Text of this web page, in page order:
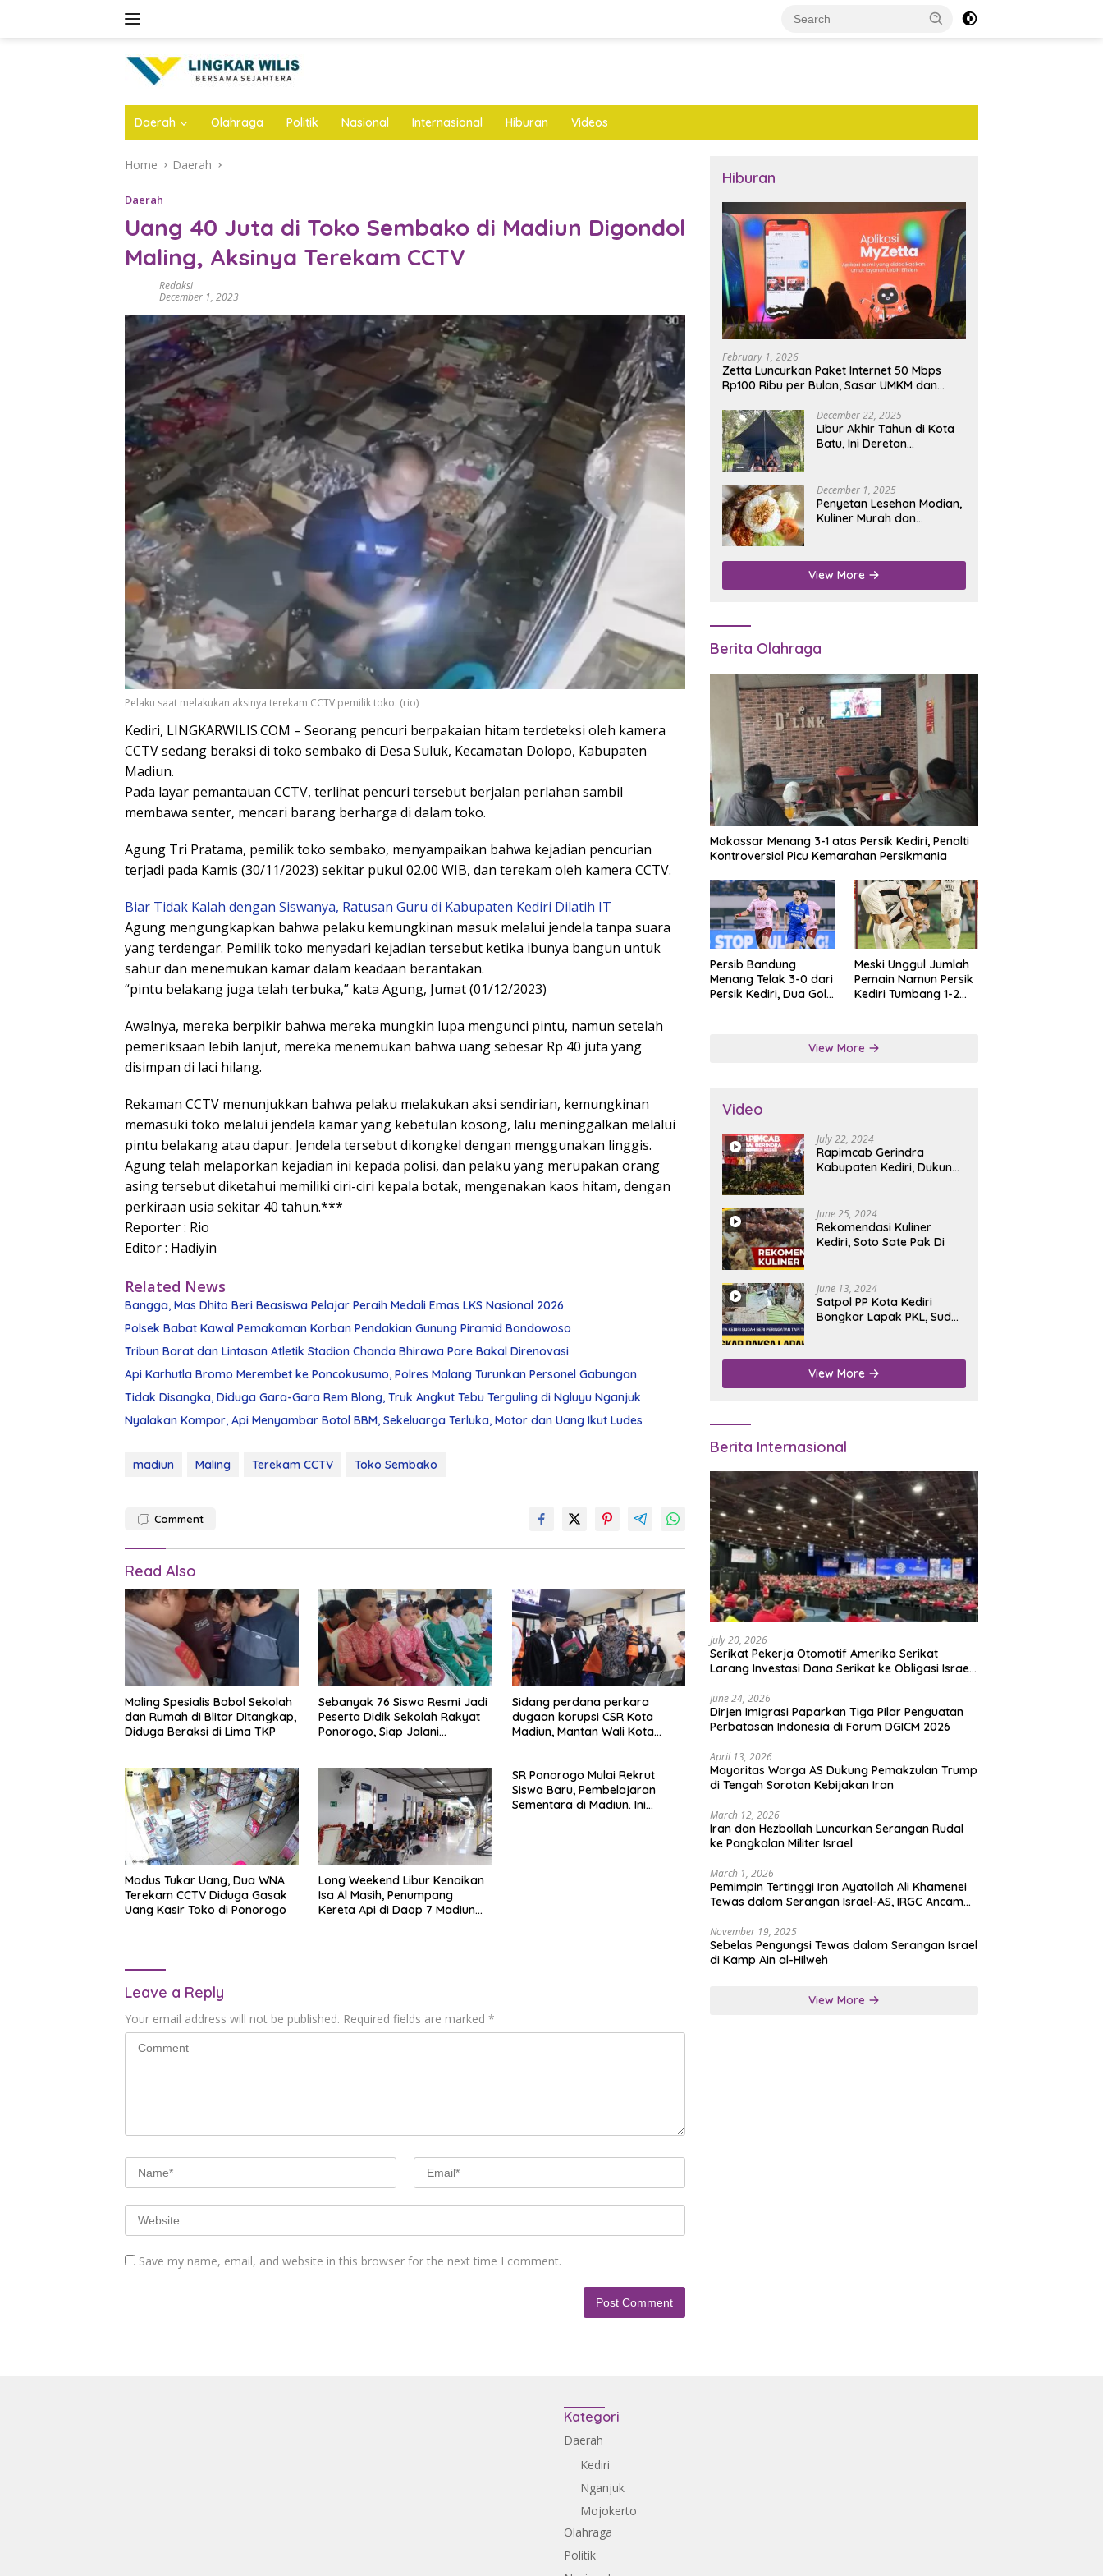
Daerah Olahraga Politik Nasional Internasional Hiburan Videos
Home Daerah
Daerah
Uang 40 Juta di Toko Sembako di Madiun Digondol
Maling, Aksinya Terekam CCTV
Redaksi
December 1, 2023
Pelaku saat melakukan aksinya terekam CCTV pemilik toko. (rio)
Kediri, LINGKARWILIS.COM – Seorang pencuri berpakaian hitam terdeteksi oleh kamera
CCTV sedang beraksi di toko sembako di Desa Suluk, Kecamatan Dolopo, Kabupaten
Madiun.
Pada layar pemantauan CCTV, terlihat pencuri tersebut berjalan perlahan sambil
membawa senter, mencari barang berharga di dalam toko.
Agung Tri Pratama, pemilik toko sembako, menyampaikan bahwa kejadian pencurian
terjadi pada Kamis (30/11/2023) sekitar pukul 02.00 WIB, dan terekam oleh kamera CCTV.
Biar Tidak Kalah dengan Siswanya, Ratusan Guru di Kabupaten Kediri Dilatih IT
Agung mengungkapkan bahwa pelaku kemungkinan masuk melalui jendela tanpa suara
yang terdengar. Pemilik toko menyadari kejadian tersebut ketika ibunya bangun untuk
sahur dan menemukan kamar dalam keadaan berantakan.
“pintu belakang juga telah terbuka,” kata Agung, Jumat (01/12/2023)
Awalnya, mereka berpikir bahwa mereka mungkin lupa mengunci pintu, namun setelah
pemeriksaan lebih lanjut, mereka menemukan bahwa uang sebesar Rp 40 juta yang
disimpan di laci hilang.
Rekaman CCTV menunjukkan bahwa pelaku melakukan aksi sendirian, kemungkinan
memasuki toko melalui jendela kamar yang kebetulan kosong, lalu meninggalkan melalui
pintu belakang atau dapur. Jendela tersebut dikongkel dengan menggunakan linggis.
Agung telah melaporkan kejadian ini kepada polisi, dan pelaku yang merupakan orang
asing tersebut diketahui memiliki ciri-ciri kepala botak, mengenakan kaos hitam, dengan
perkiraan usia sekitar 40 tahun.***
Reporter : Rio
Editor : Hadiyin
Related News
Bangga, Mas Dhito Beri Beasiswa Pelajar Peraih Medali Emas LKS Nasional 2026
Polsek Babat Kawal Pemakaman Korban Pendakian Gunung Piramid Bondowoso
Tribun Barat dan Lintasan Atletik Stadion Chanda Bhirawa Pare Bakal Direnovasi
Api Karhutla Bromo Merembet ke Poncokusumo, Polres Malang Turunkan Personel Gabungan
Tidak Disangka, Diduga Gara-Gara Rem Blong, Truk Angkut Tebu Terguling di Ngluyu Nganjuk
Nyalakan Kompor, Api Menyambar Botol BBM, Sekeluarga Terluka, Motor dan Uang Ikut Ludes
madiun Maling Terekam CCTV Toko Sembako
Comment
Read Also
Maling Spesialis Bobol Sekolah
dan Rumah di Blitar Ditangkap,
Diduga Beraksi di Lima TKP
Sebanyak 76 Siswa Resmi Jadi
Peserta Didik Sekolah Rakyat
Ponorogo, Siap Jalani
Sidang perdana perkara
dugaan korupsi CSR Kota
Madiun, Mantan Wali Kota
Modus Tukar Uang, Dua WNA
Terekam CCTV Diduga Gasak
Uang Kasir Toko di Ponorogo
Long Weekend Libur Kenaikan
Isa Al Masih, Penumpang
Kereta Api di Daop 7 Madiun
SR Ponorogo Mulai Rekrut
Siswa Baru, Pembelajaran
Sementara di Madiun. Ini
Leave a Reply
Your email address will not be published. Required fields are marked *
Save my name, email, and website in this browser for the next time I comment.
Hiburan
February 1, 2026
Zetta Luncurkan Paket Internet 50 Mbps
Rp100 Ribu per Bulan, Sasar UMKM dan
December 22, 2025
Libur Akhir Tahun di Kota
Batu, Ini Deretan
December 1, 2025
Penyetan Lesehan Modian,
Kuliner Murah dan
Nganjuk
View More
Berita Olahraga
Makassar Menang 3-1 atas Persik Kediri, Penalti
Kontroversial Picu Kemarahan Persikmania
Persib Bandung
Menang Telak 3-0 dari
Persik Kediri, Dua Gol
Meski Unggul Jumlah
Pemain Namun Persik
Kediri Tumbang 1-2
View More
Video
July 22, 2024
Rapimcab Gerindra
Kabupaten Kediri, Dukung
June 25, 2024
Rekomendasi Kuliner
Kediri, Soto Sate Pak Di
June 13, 2024
Satpol PP Kota Kediri
Bongkar Lapak PKL, Sudah
View More
Berita Internasional
July 20, 2026
Serikat Pekerja Otomotif Amerika Serikat
Larang Investasi Dana Serikat ke Obligasi Israel,
June 24, 2026
Dirjen Imigrasi Paparkan Tiga Pilar Penguatan
Perbatasan Indonesia di Forum DGICM 2026
April 13, 2026
Mayoritas Warga AS Dukung Pemakzulan Trump
di Tengah Sorotan Kebijakan Iran
March 12, 2026
Iran dan Hezbollah Luncurkan Serangan Rudal
ke Pangkalan Militer Israel
March 1, 2026
Pemimpin Tertinggi Iran Ayatollah Ali Khamenei
Tewas dalam Serangan Israel-AS, IRGC Ancam
November 19, 2025
Sebelas Pengungsi Tewas dalam Serangan Israel
di Kamp Ain al-Hilweh
View More
Kategori
Daerah
Kediri
Nganjuk
Mojokerto
Olahraga
Politik